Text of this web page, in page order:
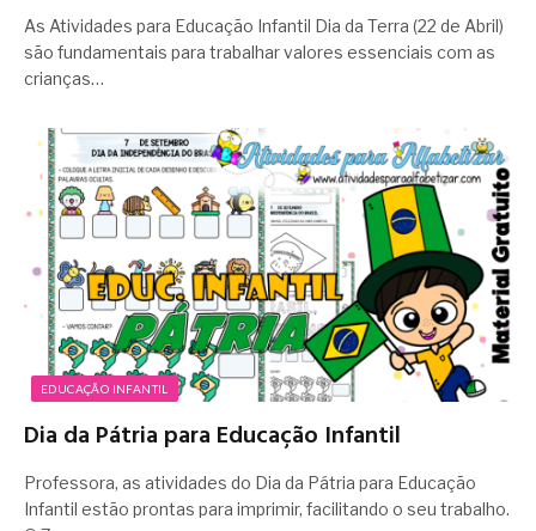
As Atividades para Educação Infantil Dia da Terra (22 de Abril)
são fundamentais para trabalhar valores essenciais com as
crianças…
EDUCAÇÃO INFANTIL
Dia da Pátria para Educação Infantil
Professora, as atividades do Dia da Pátria para Educação
Infantil estão prontas para imprimir, facilitando o seu trabalho.